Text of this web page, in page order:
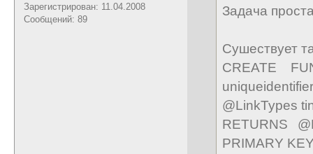
Зарегистрирован: 11.04.2008
Сообщений: 89
Задача
Сушествует
CREATE
@LinkTypes
RETURNS
PRIMARY